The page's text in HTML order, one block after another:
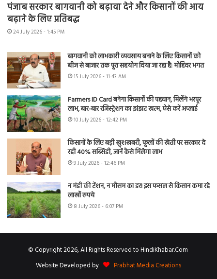
पंजाब सरकार बागवानी को बढ़ावा देने और किसानों की आय
बढ़ाने के लिए प्रतिबद्ध
24 July 2026 - 1:45 PM
बागवानी को लाभकारी व्यवसाय बनाने के लिए किसानों को
बीज से बाजार तक पूरा सहयोग दिया जा रहा है: मोहिंदर भगत
15 July 2026 - 11:43 AM
Farmers ID Card बनेगा किसानों की पहचान, मिलेंगे भरपूर
लाभ, बार-बार रजिस्ट्रेशन का झंझट खत्म, ऐसे करें अप्लाई
10 July 2026 - 12:42 PM
किसानों के लिए बड़ी खुशखबरी, फूलों की खेती पर सरकार दे
रही 40% सब्सिडी, जानें कैसे मिलेगा लाभ
9 July 2026 - 12:46 PM
न मंडी की टेंशन, न मौसम का डर! इस फसल से किसान कमा रहे
लाखों रुपये
8 July 2026 - 6:07 PM
© Copyright 2026, All Rights Reserved to HindiKhabar.Com
Website Developed by
Prabhat Media Creations